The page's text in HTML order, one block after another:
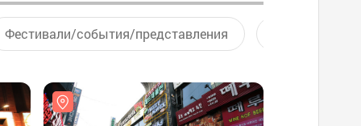
Фестивали/события/представления